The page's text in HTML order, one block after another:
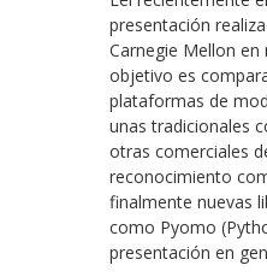
presentación
Carnegie Mellon
objetivo es
plataformas de
unas tradicionales
otras comerciales
reconocimiento
finalmente nuevas
como Pyomo
presentación en